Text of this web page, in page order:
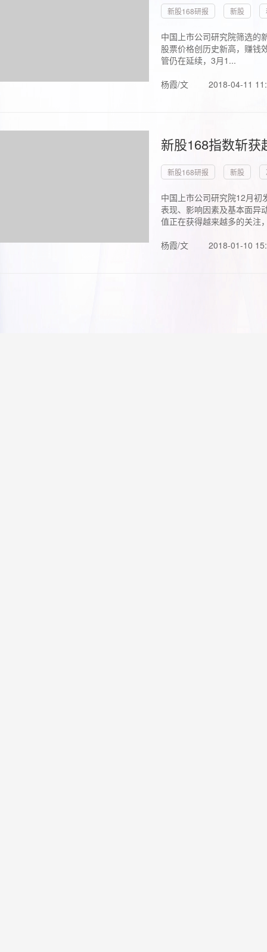
新股168研报 新股
中国上市公司研究院筛选的
股票价格创历史新高，赚钱
管仍在延续，3月1...
杨霞/文
2018-04-11
新股168指数斩
新股168研报 新股
中国上市公司研究院12月初
表现、影响因素及基本面异
值正在获得越来越多的关注
杨霞/文
2018-01-10